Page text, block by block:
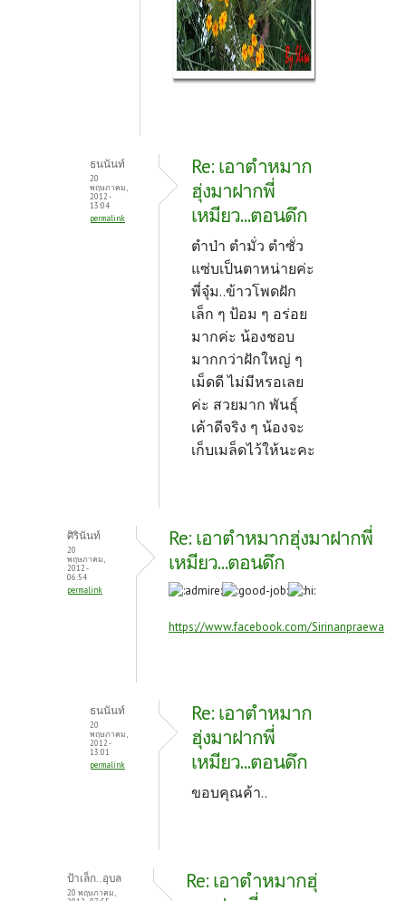
ธนนันท์
20
พฤษภาคม,
2012 -
13:04
permalink
Re: เอาตำหมาก
ฮุ่งมาฝากพี่
เหมียว...ตอนดึก
ตำป่า ตำมั่ว ตำซั่ว
แซ่บเป็นตาหน่ายค่ะ
พี่จุ๋ม..ข้าวโพดฝัก
เล็ก ๆ ป้อม ๆ อร่อย
มากค่ะ น้องชอบ
มากกว่าฝักใหญ่ ๆ
เม็ดดี ไม่มีหรอเลย
ค่ะ สวยมาก พันธุ์
เค้าดีจริง ๆ น้องจะ
เก็บเมล็ดไว้ให้นะคะ
ศิรินันท์
20
พฤษภาคม,
2012 -
06:54
permalink
Re: เอาตำหมากฮุ่งมาฝากพี่
เหมียว...ตอนดึก
https://www.facebook.com/Sirinanpraewa
ธนนันท์
20
พฤษภาคม,
2012 -
13:01
permalink
Re: เอาตำหมาก
ฮุ่งมาฝากพี่
เหมียว...ตอนดึก
ขอบคุณค้า..
ป้าเล็ก..อุบล
20 พฤษภาคม,
Re: เอาตำหมากฮุ่